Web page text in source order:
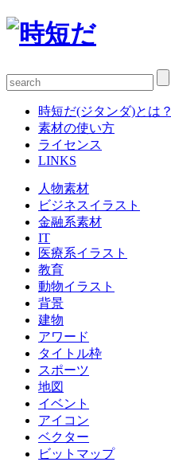
時短だ(ジタンダ)とは？
素材の使い方
ライセンス
LINKS
人物素材
ビジネスイラスト
金融系素材
IT
医療系イラスト
教育
動物イラスト
背景
建物
アワード
タイトル枠
スポーツ
地図
イベント
アイコン
ベクター
ビットマップ